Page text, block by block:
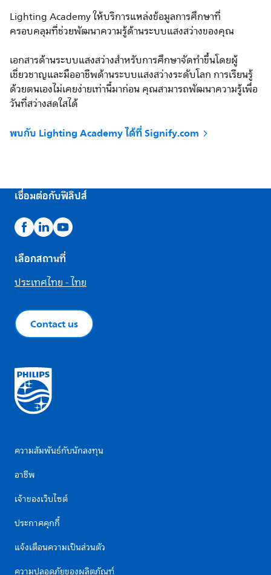
Lighting Academy ให้บริการแหล่งข้อมูลการศึกษาที่
ครอบคลุมที่ช่วยพัฒนาความรู้ด้านระบบแสงสว่างของคุณ
เอกสารด้านระบบแสงสว่างสำหรับการศึกษาจัดทำขึ้นโดยผู้
เชี่ยวชาญและมืออาชีพด้านระบบแสงสว่างระดับโลก การเรียนรู้
ด้วยตนเองไม่เคยง่ายเท่านี้มาก่อน คุณสามารถพัฒนาความรู้เพื่อ
วันที่สว่างสดใสได้
พบกับ Lighting Academy ได้ที่ Signify.com
เชื่อมต่อกับฟิลิปส์
เลือกสถานที่
ประเทศไทย - ไทย
Contact us
ความสัมพันธ์กับนักลงทุน
อาชีพ
เจ้าของเว็บไซต์
ประกาศคุกกี้
แจ้งเตือนความเป็นส่วนตัว
ความปลอดภัยของผลิตภัณฑ์